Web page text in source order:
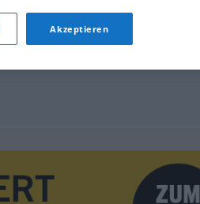
Akzeptieren